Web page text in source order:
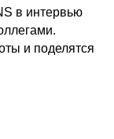
в интервью
и поделятся